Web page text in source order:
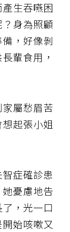
生吞嚥困
身為照顧
，好像剝
輩食用，
屬愁眉苦
起張小姐
症確診患
憂慮地告
，光一口
始咳嗽又